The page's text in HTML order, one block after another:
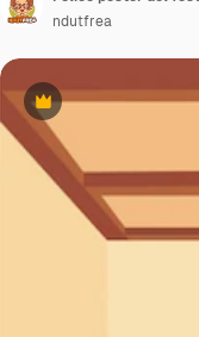
Premium
ndutfrea